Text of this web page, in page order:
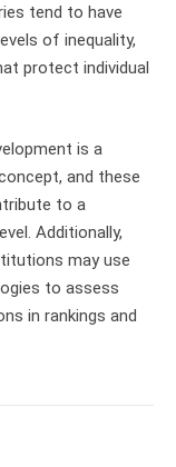
tend to have
of inequality,
protect individual
is a
and these
to a
Additionally,
may use
to assess
in rankings and